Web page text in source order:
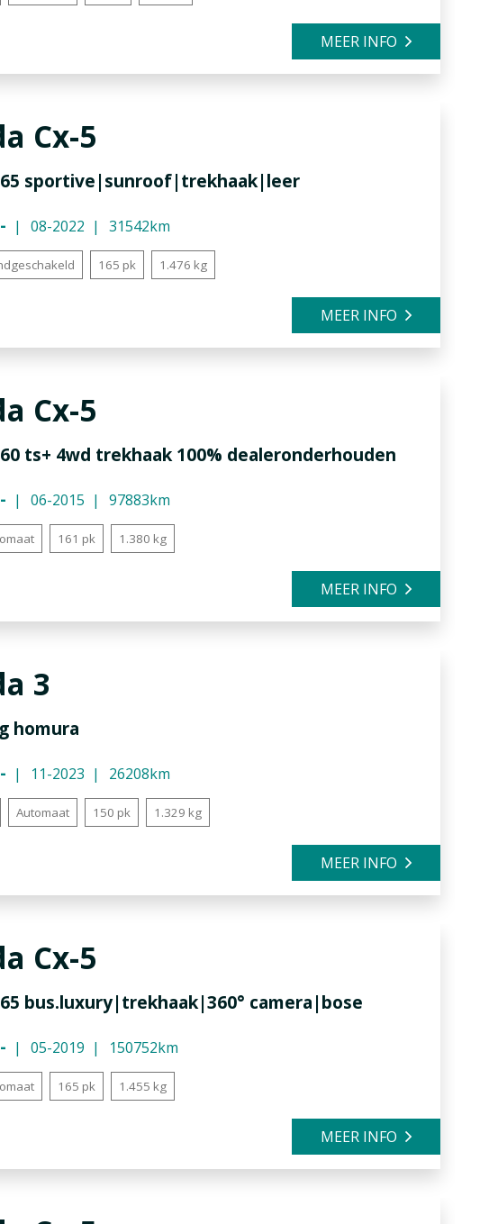
MEER INFO
Cx-5
sportive|sunroof|trekhaak|leer
08-2022 31542km
165 pk 1.476 kg
MEER INFO
Cx-5
ts+ 4wd trekhaak 100% dealeronderhouden
06-2015 97883km
161 pk 1.380 kg
MEER INFO
3
homura
11-2023 26208km
Automaat 150 pk 1.329 kg
MEER INFO
Cx-5
bus.luxury|trekhaak|360° camera|bose
05-2019 150752km
165 pk 1.455 kg
MEER INFO